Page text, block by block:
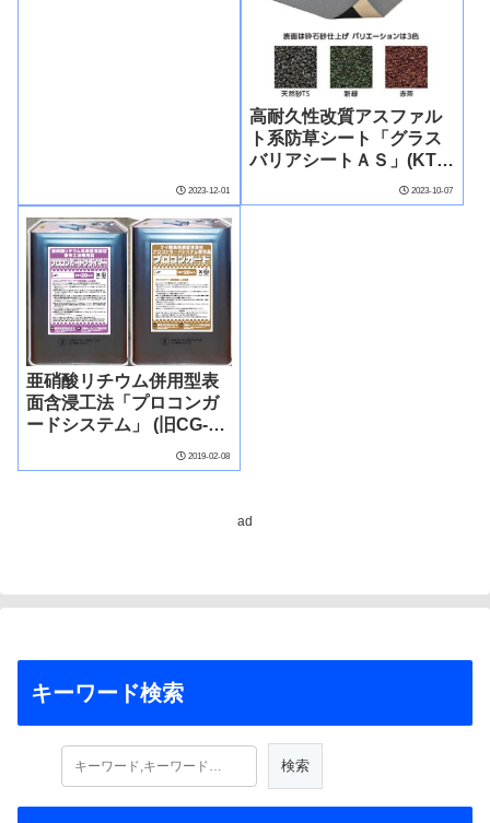
2023-12-01
高耐久性改質アスファル
ト系防草シート「グラス
バリアシートＡＳ」(KT-
2023-10-07
亜硝酸リチウム併用型表
面含浸工法「プロコンガ
ードシステム」 (旧CG-
2019-02-08
ad
キーワード検索